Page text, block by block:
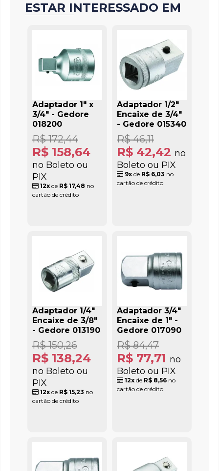
ESTAR INTERESSADO EM
Adaptador 1" x
3/4" - Gedore
018200
R$ 158,64
no Boleto ou
PIX
R$ 172,44
12x de R$ 17,48 no
cartão de crédito
Adaptador 1/2"
Encaixe de 3/4"
- Gedore 015340
R$ 42,42 no
Boleto ou PIX
R$ 46,11
9xde R$ 6,03 no
cartão de crédito
Adaptador 1/4"
Encaixe de 3/8"
- Gedore 013190
R$ 138,24
no Boleto ou
PIX
R$ 150,26
12x de R$ 15,23 no
cartão de crédito
Adaptador 3/4"
Encaixe de 1" -
Gedore 017090
R$ 77,71 no
Boleto ou PIX
R$ 84,47
12xde R$ 8,56no
cartão de crédito